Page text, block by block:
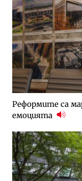
Реформите са
емоцията